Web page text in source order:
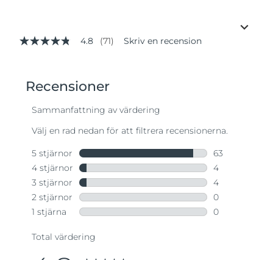
4.8
genomsnittligt
betyg.
Länk
samma
sida.
4.8 (71) Skriv en recension